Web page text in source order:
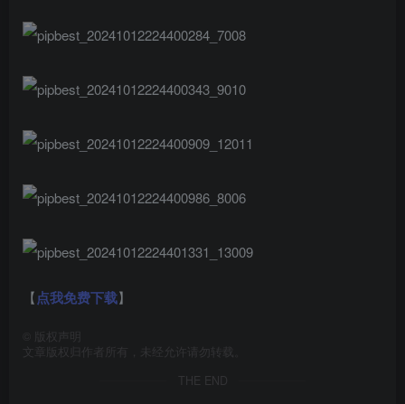
【点我免费下载】
版权声明
文章版权归作者所有，未经允许请勿转载。
THE END